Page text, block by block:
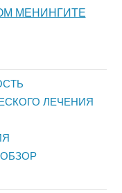
МЕНИНГИТЕ
ЛЕЧЕНИЯ